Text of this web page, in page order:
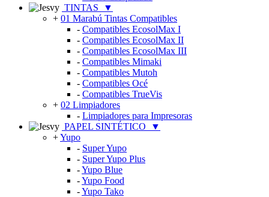
TINTAS
▼
+ 01 Marabú Tintas Compatibles
- Compatibles EcosolMax I
- Compatibles EcosolMax II
- Compatibles EcosolMax III
- Compatibles Mimaki
- Compatibles Mutoh
- Compatibles Océ
- Compatibles TrueVis
+ 02 Limpiadores
- Limpiadores para Impresoras
PAPEL SINTÉTICO
▼
+Yupo
- Super Yupo
- Super Yupo Plus
-Yupo Blue
-Yupo Food
-Yupo Tako